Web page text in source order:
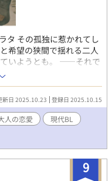
タ その孤独に惹かれてし
希望の狭間で揺れる二人
いようとも。 ——それで
囚われた男と、叶わない
新日 2025.10.23 登録日 2025.10.15
人の恋愛
現代BL
9